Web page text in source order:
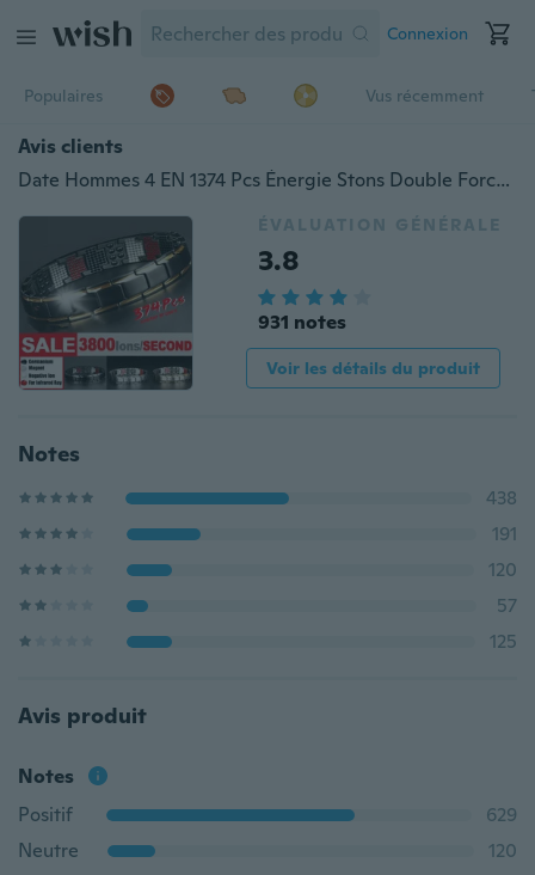
Connexion
Populaires Vus récemment
Avis clients
Date Hommes 4 EN 1374 Pcs Énergie Stons Double Force Thérapie Magnétique Élémentaire Bracelet Arthrite Soulagement De La Douleur Santé Énergie Bio Magnétique Réglable Mâle Cadeau
ÉVALUATION GÉNÉRALE
3.8
931 notes
Voir les détails du produit
Notes
438
191
120
57
125
Avis produit
Notes
Positif
629
Neutre
120